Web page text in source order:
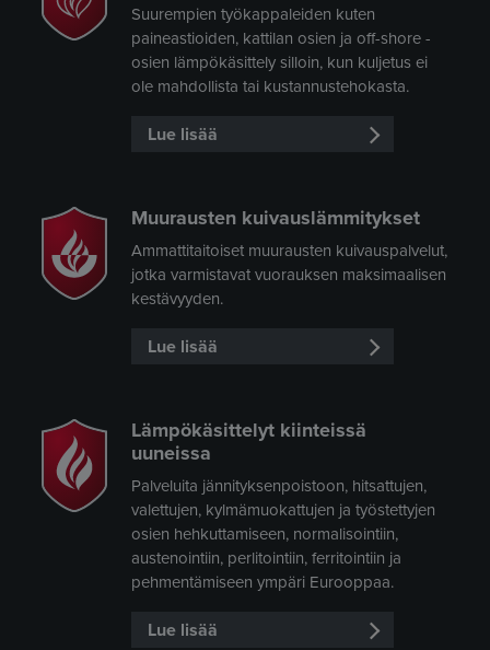
Suurempien työkappaleiden kuten
paineastioiden, kattilan osien ja off-shore -
osien lämpökäsittely silloin, kun kuljetus ei
ole mahdollista tai kustannustehokasta.
Lue lisää
Muurausten kuivauslämmitykset
Ammattitaitoiset muurausten kuivauspalvelut,
jotka varmistavat vuorauksen maksimaalisen
kestävyyden.
Lue lisää
Lämpökäsittelyt kiinteissä
uuneissa
Palveluita jännityksenpoistoon, hitsattujen,
valettujen, kylmämuokattujen ja työstettyjen
osien hehkuttamiseen, normalisointiin,
austenointiin, perlitointiin, ferritointiin ja
pehmentämiseen ympäri Eurooppaa.
Lue lisää